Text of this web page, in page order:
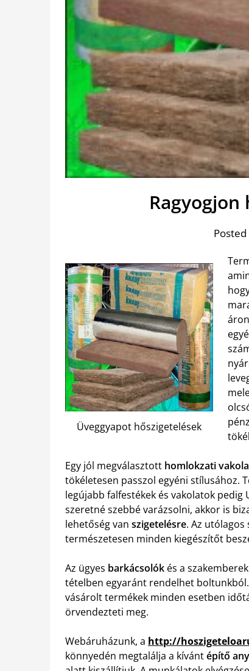
Ragyogjon
Üveggyapot hőszigetelések
Egy jól megválasztott homlokzati
tökéletesen passzol egyéni stílusához.
legújabb falfestékek és vakolatok
szeretné szebbé varázsolni, akkor is
lehetőség van szigetelésre. Az utólagos
természetesen minden kiegészítőt
Az ügyes barkácsolók és a
tételben egyaránt rendelhet
vásárolt termékek minden esetben
örvendezteti meg.
Webáruházunk, a http://
könnyedén megtalálja a kívántépítő